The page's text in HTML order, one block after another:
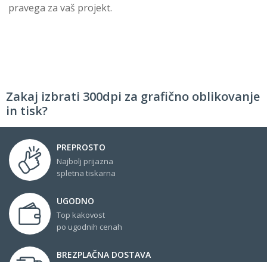
pravega za vaš projekt.
Zakaj izbrati 300dpi za grafično oblikovanje
in tisk?
PREPROSTO
Najbolj prijazna
spletna tiskarna
UGODNO
Top kakovost
po ugodnih cenah
BREZPLAČNA DOSTAVA